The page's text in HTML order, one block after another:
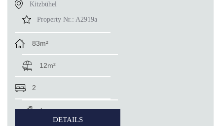
Kitzbühel
Property Nr.: A2919a
83m²
12m²
2
1
DETAILS